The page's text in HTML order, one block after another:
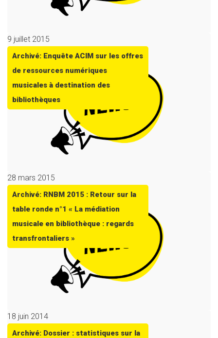
9 juillet 2015
Archivé: Enquête ACIM sur les offres
de ressources numériques
musicales à destination des
bibliothèques
28 mars 2015
Archivé: RNBM 2015 : Retour sur la
table ronde n°1 « La médiation
musicale en bibliothèque : regards
transfrontaliers »
18 juin 2014
Archivé: Dossier : statistiques sur la